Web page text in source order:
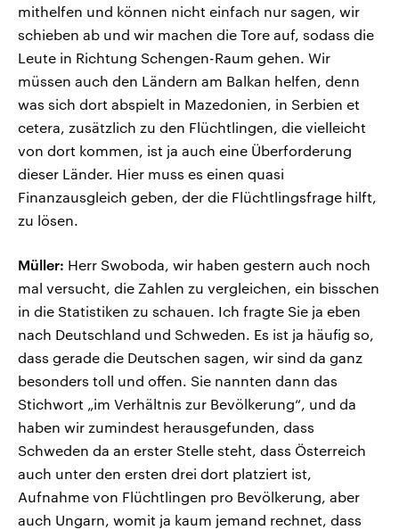
mithelfen und können nicht einfach nur sagen, wir
schieben ab und wir machen die Tore auf, sodass die
Leute in Richtung Schengen-Raum gehen. Wir
müssen auch den Ländern am Balkan helfen, denn
was sich dort abspielt in Mazedonien, in Serbien et
cetera, zusätzlich zu den Flüchtlingen, die vielleicht
von dort kommen, ist ja auch eine Überforderung
dieser Länder. Hier muss es einen quasi
Finanzausgleich geben, der die Flüchtlingsfrage hilft,
zu lösen.
Müller: Herr Swoboda, wir haben gestern auch noch
mal versucht, die Zahlen zu vergleichen, ein bisschen
in die Statistiken zu schauen. Ich fragte Sie ja eben
nach Deutschland und Schweden. Es ist ja häufig so,
dass gerade die Deutschen sagen, wir sind da ganz
besonders toll und offen. Sie nannten dann das
Stichwort „im Verhältnis zur Bevölkerung“, und da
haben wir zumindest herausgefunden, dass
Schweden da an erster Stelle steht, dass Österreich
auch unter den ersten drei dort platziert ist,
Aufnahme von Flüchtlingen pro Bevölkerung, aber
auch Ungarn, womit ja kaum jemand rechnet, dass